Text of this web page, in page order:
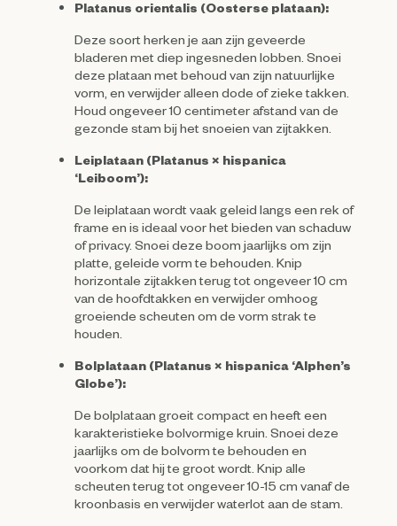
Platanus orientalis (Oosterse plataan):
Deze soort herken je aan zijn geveerde
bladeren met diep ingesneden lobben. Snoei
deze plataan met behoud van zijn natuurlijke
vorm, en verwijder alleen dode of zieke takken.
Houd ongeveer 10 centimeter afstand van de
gezonde stam bij het snoeien van zijtakken.
Leiplataan (Platanus × hispanica
‘Leiboom’):
De leiplataan wordt vaak geleid langs een rek of
frame en is ideaal voor het bieden van schaduw
of privacy. Snoei deze boom jaarlijks om zijn
platte, geleide vorm te behouden. Knip
horizontale zijtakken terug tot ongeveer 10 cm
van de hoofdtakken en verwijder omhoog
groeiende scheuten om de vorm strak te
houden.
Bolplataan (Platanus × hispanica ‘Alphen’s
Globe’):
De bolplataan groeit compact en heeft een
karakteristieke bolvormige kruin. Snoei deze
jaarlijks om de bolvorm te behouden en
voorkom dat hij te groot wordt. Knip alle
scheuten terug tot ongeveer 10-15 cm vanaf de
kroonbasis en verwijder waterlot aan de stam.